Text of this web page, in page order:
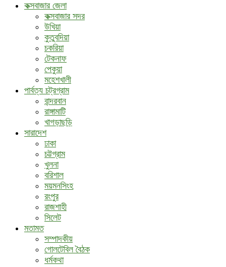
কক্সবাজার জেলা
কক্সবাজার সদর
উখিয়া
কুতুবদিয়া
চকরিয়া
টেকনাফ
পেকুয়া
মহেশখালী
পার্বত্য চট্রগ্রাম
বান্দরবান
রাঙ্গামাটি
খাগড়াছড়ি
সারাদেশ
ঢাকা
চট্টগ্রাম
খুলনা
বরিশাল
ময়মনসিংহ
রংপুর
রাজশাহী
সিলেট
মতামত
সম্পাদকীয়
গোলটেবিল বৈঠক
ধর্মকথা